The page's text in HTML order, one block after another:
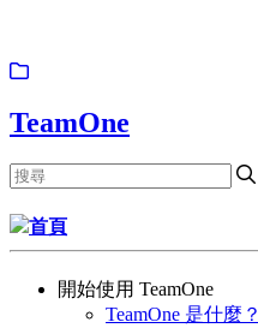
TeamOne
首頁
開始使用 TeamOne
TeamOne 是什麼？